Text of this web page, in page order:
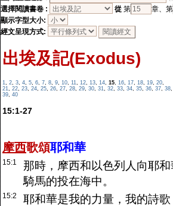
選擇閱讀書卷 :
從 第 章、第
顯示字型大小:
經文呈現方式:
出埃及記(Exodus)
1, 2, 3, 4, 5, 6, 7, 8, 9, 10, 11, 12, 13, 14, 15, 16, 17, 18, 19, 20,
21, 22, 23, 24, 25, 26, 27, 28, 29, 30, 31, 32, 33, 34, 35, 36, 37, 38,
39, 40
15:1-27
摩西歌頌耶和華
15:1
那時，摩西和以色列人向耶
騎馬的投在海中。
15:2
耶和華是我的力量，我的詩